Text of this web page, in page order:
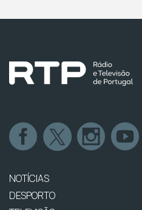
NOTÍCIAS
DESPORTO